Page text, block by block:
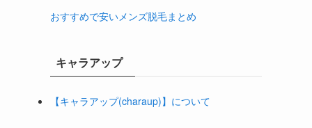
おすすめで安いメンズ脱毛まとめ
キャラアップ
【キャラアップ(charaup)】について